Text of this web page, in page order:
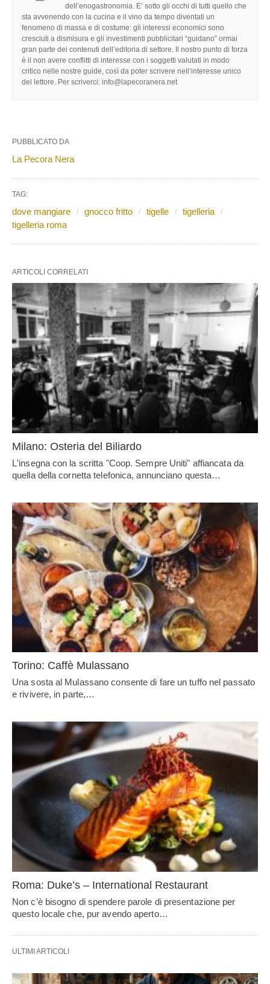
dell’enogastronomia. E’ sotto gli occhi di tutti quello che
sta avvenendo con la cucina e il vino da tempo diventati un
fenomeno di massa e di costume: gli interessi economici sono
cresciuti a dismisura e gli investimenti pubblicitari “guidano” ormai
gran parte dei contenuti dell’editoria di settore. Il nostro punto di forza
è il non avere conflitti di interesse con i soggetti valutati in modo
critico nelle nostre guide, così da poter scrivere nell’interesse unico
del lettore. Per scriverci: info@lapecoranera.net
PUBBLICATO DA
La Pecora Nera
TAG:
dove mangiare gnocco fritto tigelle
tigelleria
tigelleria roma
ARTICOLI CORRELATI
Milano: Osteria del Biliardo
L'insegna con la scritta "Coop. Sempre Uniti" affiancata da
quella della cornetta telefonica, annunciano questa…
Torino: Caffè Mulassano
Una sosta al Mulassano consente di fare un tuffo nel passato
e rivivere, in parte,…
Roma: Duke’s – International Restaurant
Non c’è bisogno di spendere parole di presentazione per
questo locale che, pur avendo aperto…
ULTIMI ARTICOLI